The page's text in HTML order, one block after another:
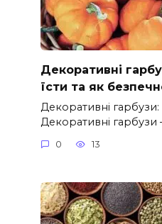
Декоративні
їсти та як
Декоративні
Декоративні гарбузи
0 13